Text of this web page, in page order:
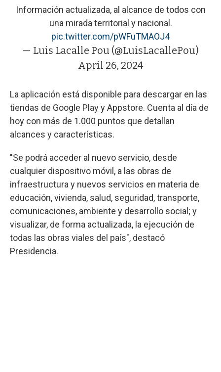
Información actualizada, al alcance de todos con
una mirada territorial y nacional.
pic.twitter.com/pWFuTMAOJ4
— Luis Lacalle Pou (@LuisLacallePou)
April 26, 2024
La aplicación está disponible para descargar en las
tiendas de Google Play y Appstore. Cuenta al día de
hoy con más de 1.000 puntos que detallan
alcances y características.
"Se podrá acceder al nuevo servicio, desde
cualquier dispositivo móvil, a las obras de
infraestructura y nuevos servicios en materia de
educación, vivienda, salud, seguridad, transporte,
comunicaciones, ambiente y desarrollo social; y
visualizar, de forma actualizada, la ejecución de
todas las obras viales del país", destacó
Presidencia.